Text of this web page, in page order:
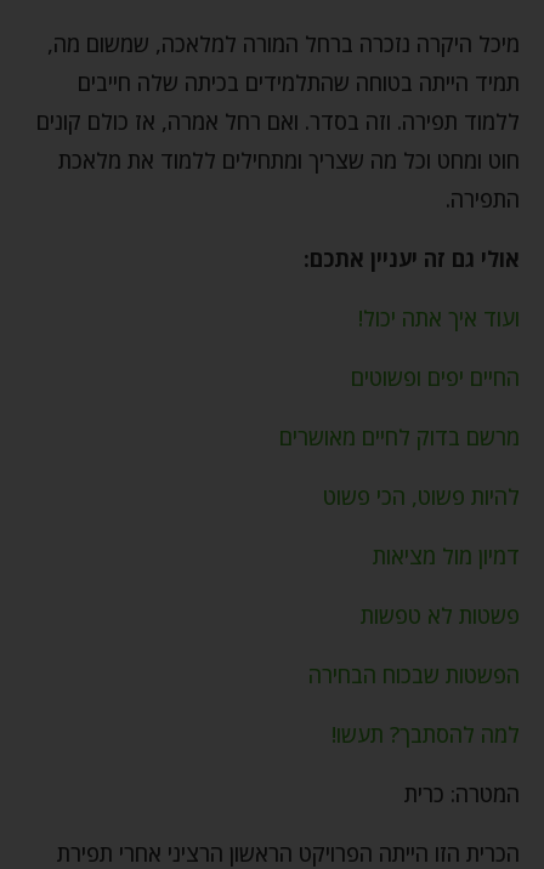
מיכל היקרה נזכרה ברחל המורה למלאכה, שמשום מה,
תמיד הייתה בטוחה שהתלמידים בכיתה שלה חייבים
ללמוד תפירה. וזה בסדר. ואם רחל אמרה, אז כולם קונים
חוט ומחט וכל מה שצריך ומתחילים ללמוד את מלאכת
התפירה.
אולי גם זה יעניין אתכם:
ועוד איך אתה יכול!
החיים יפים ופשוטים
מרשם בדוק לחיים מאושרים
להיות פשוט, הכי פשוט
דמיון מול מציאות
פשטות לא טפשות
הפשטות שבכוח הבחירה
למה להסתבך? תעשו!
המטרה: כרית
הכרית הזו הייתה הפרויקט הראשון הרציני אחרי תפירת